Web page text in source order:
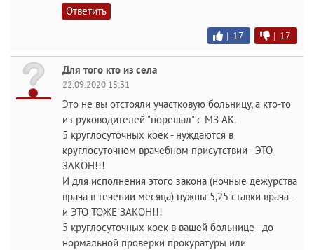
Ответить
| 17 | 17
Для того кто из села
22.09.2020 15:31
Это не вы отстояли участковую больницу, а кто-то
из руководителей "порешал" с МЗ АК.
5 круглосуточных коек - нуждаются в
круглосуточном врачебном присутствии - ЭТО
ЗАКОН!!!
И для исполнения этого закона (ночные дежурства
врача в течении месяца) нужны 5,25 ставки врача -
и ЭТО ТОЖЕ ЗАКОН!!!
5 круглосуточных коек в вашей больнице - до
нормальной проверки прокуратуры или